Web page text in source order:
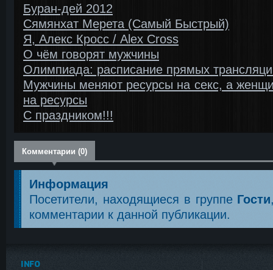
Буран-дей 2012
Сямянхат Мерета (Самый Быстрый)
Я, Алекс Кросс / Alex Cross
О чём говорят мужчины
Олимпиада: расписание прямых
Мужчины меняют ресурсы на секс, а
на ресурсы
С праздником!!!
Комментарии (0)
Информация
Посетители, находящиеся в группе Гости
комментарии к данной публикации.
INFO